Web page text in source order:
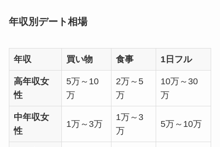
年収別デート相場
年収 買い物 食事 1日フル
高年収女
性
5万～10
万
2万～5
万
10万～30
万
中年収女
性
1万～3万
1万～3
万
5万～10万